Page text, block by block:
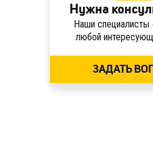
Нужна
Наши специалисты
любой
ЗАДАТЬ